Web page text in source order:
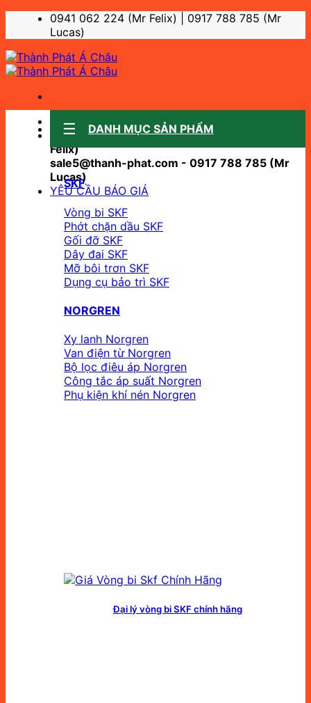
dung
0941 062 224 (Mr Felix) | 0917 788 785 (Mr
Lucas)
Sale support:
sale10@thanh-phat.com - 0941 062 224 (Mr
Felix)
sale5@thanh-phat.com - 0917 788 785 (Mr
Lucas)
YÊU CẦU BÁO GIÁ
DANH MỤC SẢN PHẨM
SKF
Vòng bi SKF
Phớt chặn dầu SKF
Gối đỡ SKF
Dây đai SKF
Mỡ bôi trơn SKF
Dụng cụ bảo trì SKF
NORGREN
Xy lanh Norgren
Van điện từ Norgren
Bộ lọc điêu áp Norgren
Công tắc áp suất Norgren
Phụ kiện khí nén Norgren
Đại lý vòng bi SKF chính hãng